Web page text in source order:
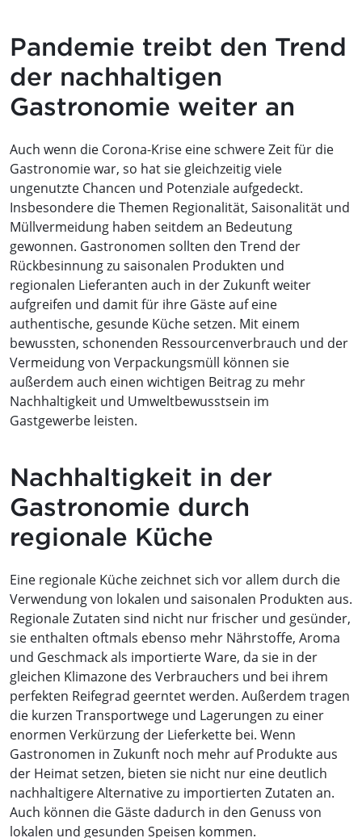
Pandemie treibt den Trend
der nachhaltigen
Gastronomie weiter an
Auch wenn die Corona-Krise eine schwere Zeit für die
Gastronomie war, so hat sie gleichzeitig viele
ungenutzte Chancen und Potenziale aufgedeckt.
Insbesondere die Themen Regionalität, Saisonalität und
Müllvermeidung haben seitdem an Bedeutung
gewonnen. Gastronomen sollten den Trend der
Rückbesinnung zu saisonalen Produkten und
regionalen Lieferanten auch in der Zukunft weiter
aufgreifen und damit für ihre Gäste auf eine
authentische, gesunde Küche setzen. Mit einem
bewussten, schonenden Ressourcenverbrauch und der
Vermeidung von Verpackungsmüll können sie
außerdem auch einen wichtigen Beitrag zu mehr
Nachhaltigkeit und Umweltbewusstsein im
Gastgewerbe leisten.
Nachhaltigkeit in der
Gastronomie durch
regionale Küche
Eine regionale Küche zeichnet sich vor allem durch die
Verwendung von lokalen und saisonalen Produkten aus.
Regionale Zutaten sind nicht nur frischer und gesünder,
sie enthalten oftmals ebenso mehr Nährstoffe, Aroma
und Geschmack als importierte Ware, da sie in der
gleichen Klimazone des Verbrauchers und bei ihrem
perfekten Reifegrad geerntet werden. Außerdem tragen
die kurzen Transportwege und Lagerungen zu einer
enormen Verkürzung der Lieferkette bei. Wenn
Gastronomen in Zukunft noch mehr auf Produkte aus
der Heimat setzen, bieten sie nicht nur eine deutlich
nachhaltigere Alternative zu importierten Zutaten an.
Auch können die Gäste dadurch in den Genuss von
lokalen und gesunden Speisen kommen.